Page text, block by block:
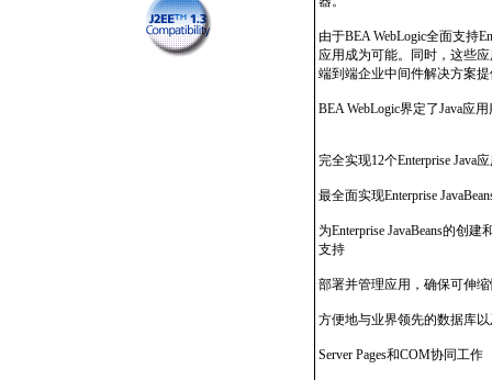
由于BEA WebLogic全面支持
应用成为可能。同时，这些
端到端企业中间件解决方案
BEA WebLogic界定了Java应
完全实现12个Enterprise Java
最全面实现Enterprise
为Enterprise JavaBeans的创
支持
部署并管理应用，确保可伸
方便地与业界领先的数据库以
Server Pages和COM协同工作